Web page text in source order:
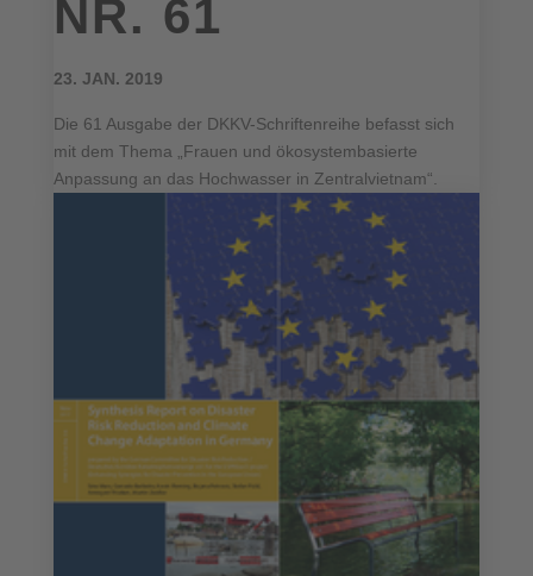
NR. 61
23. JAN. 2019
Die 61 Ausgabe der DKKV-Schriftenreihe befasst sich
mit dem Thema „Frauen und ökosystembasierte
Anpassung an das Hochwasser in Zentralvietnam“.